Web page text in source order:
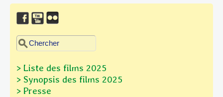
Formulaire de recherche
Chercher dans ce site
> Liste des films 2025
> Synopsis des films 2025
> Presse